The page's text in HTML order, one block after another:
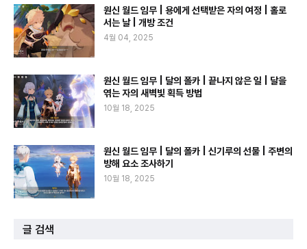
원신 월드 임무 | 용에게 선택받은 자의 여정 | 홀로
서는 날 | 개방 조건
4월 04, 2025
원신 월드 임무 | 달의 폴카 | 끝나지 않은 일 | 달을
엮는 자의 새벽빛 획득 방법
10월 18, 2025
원신 월드 임무 | 달의 폴카 | 신기루의 선물 | 주변의
방해 요소 조사하기
10월 18, 2025
글 검색